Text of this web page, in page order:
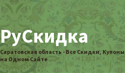
РуСкидка
Саратовская область - Все Скидки,
на Одном Сайте